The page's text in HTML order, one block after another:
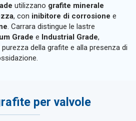
utilizzano grafite minerale
, con inibitore di corrosione e
. Carrara distingue le lastre
Grade e Industrial Grade,
della grafite e alla presenza di
per valvole